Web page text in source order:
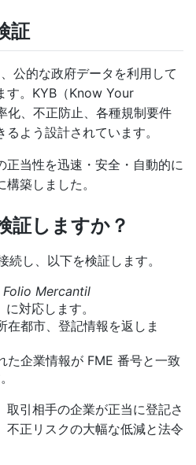
証
公的な政府データを利用して
す。KYB（Know Your
化、不正防止、各種規制要件
よう設計されています。
正当性を迅速・安全・自動的に
築しました。
証しますか？
し、以下を検証します。
Folio Mercantil
に対応します。
在都市、登記情報を返しま
た企業情報が FME 番号と一致
取引相手の企業が正当に登記さ
不正リスクの大幅な低減と法令